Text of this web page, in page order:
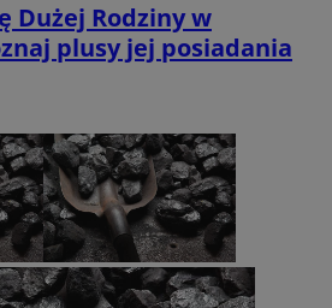
Dużej Rodziny w
plusy jej posiadania